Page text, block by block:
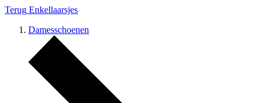
Terug Enkellaarsjes
Damesschoenen